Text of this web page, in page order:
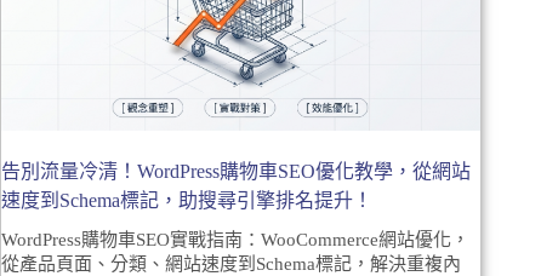
告別流量冷清！WordPress購物車SEO優化教學，從網站
速度到Schema標記，助搜尋引擎排名提升！
WordPress購物車SEO實戰指南：WooCommerce網站優化，
從產品頁面、分類、網站速度到Schema標記，解決重複內